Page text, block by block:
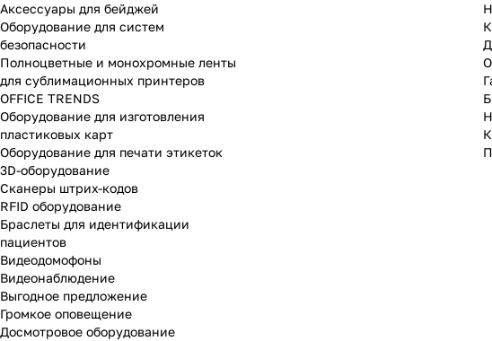
Аксессуары для бейджей
Оборудование для систем
безопасности
Полноцветные и монохромные ленты
для сублимационных принтеров
OFFICE TRENDS
Оборудование для изготовления
пластиковых карт
Оборудование для печати этикеток
3D-оборудование
Cканеры штрих-кодов
RFID оборудование
Браслеты для идентификации
пациентов
Видеодомофоны
Видеонаблюдение
Выгодное предложение
Громкое оповещение
Досмотровое оборудование